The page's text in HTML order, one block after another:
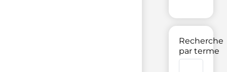
Recherche
par terme